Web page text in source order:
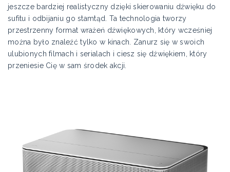
jeszcze bardziej realistyczny dzięki skierowaniu dźwięku do
sufitu i odbijaniu go stamtąd. Ta technologia tworzy
przestrzenny format wrażeń dźwiękowych, który wcześniej
można było znaleźć tylko w kinach. Zanurz się w swoich
ulubionych filmach i serialach i ciesz się dźwiękiem, który
przeniesie Cię w sam środek akcji.